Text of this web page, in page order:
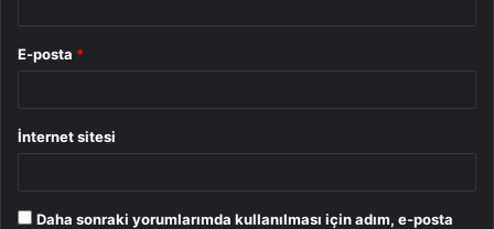
E-posta *
İnternet sitesi
Daha sonraki yorumlarımda kullanılması için adım, e-posta